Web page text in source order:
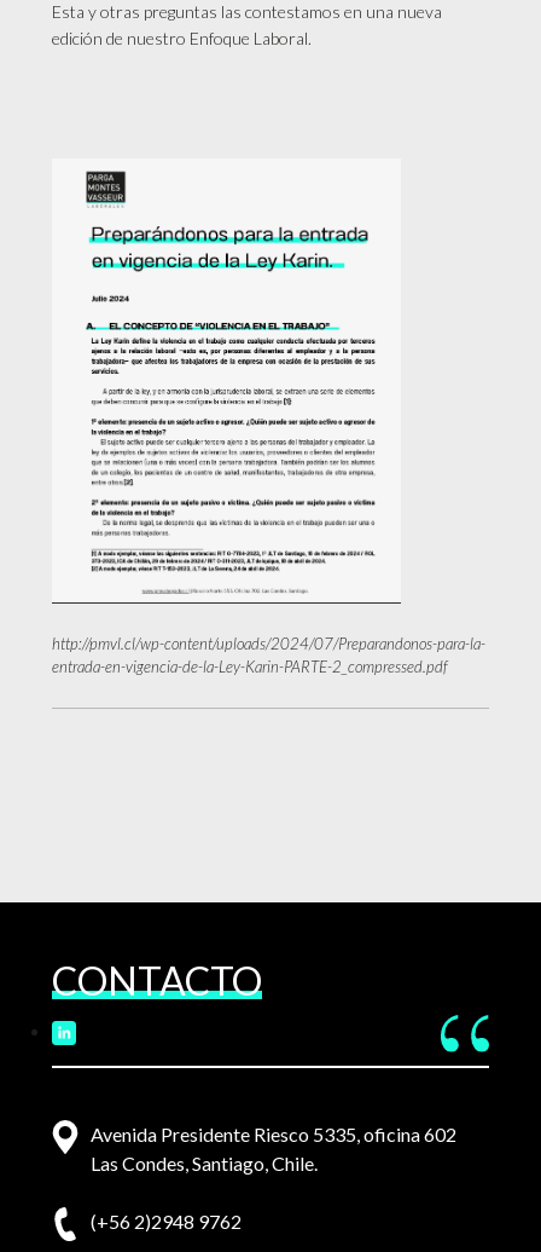
Esta y otras preguntas las contestamos en una nueva
edición de nuestro Enfoque Laboral.
http://pmvl.cl/wp-content/uploads/2024/07/Preparandonos-para-la-
entrada-en-vigencia-de-la-Ley-Karin-PARTE-2_compressed.pdf
CONTACTO
Avenida Presidente Riesco 5335, oficina 602
Las Condes, Santiago, Chile.
(+56 2)2948 9762